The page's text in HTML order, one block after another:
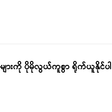
များကို ပိုမိုလွယ်ကူစွာ ရိုက်ယူနိုင်ပါ